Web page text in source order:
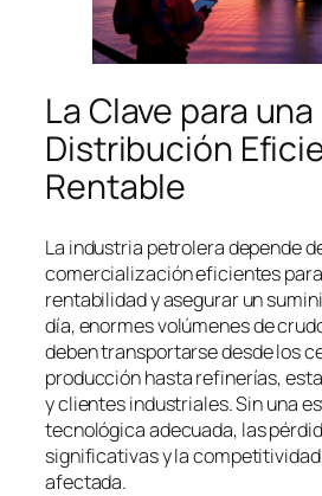
La Clave para una
Distribución
Rentable
La industria petrolera depende
comercialización eficientes
rentabilidad y asegurar un
día, enormes volúmenes de
deben transportarse desde los
producción hasta refinerías,
y clientes industriales. Sin una
tecnológica adecuada, las
significativas y la
afectada.